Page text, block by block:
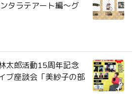
タラテアート編～グ
太郎活動15周年記念
ブ座談会「美紗子の部